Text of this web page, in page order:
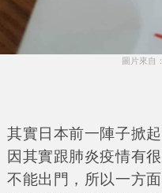
圖片來自
其實日本前一陣子掀
因其實跟肺炎疫情有
不能出門，所以一方